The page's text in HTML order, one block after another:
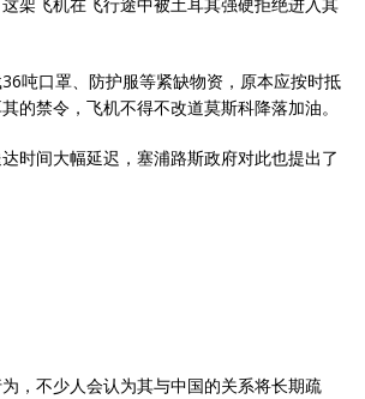
吨口罩、防护服等紧缺物资，原本应按时抵
的禁令，飞机不得不改道莫斯科降落加油。
时间大幅延迟，塞浦路斯政府对此也提出了
，不少人会认为其与中国的关系将长期疏